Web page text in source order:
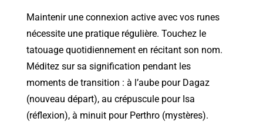
Maintenir une connexion active avec vos runes
nécessite une pratique régulière. Touchez le
tatouage quotidiennement en récitant son nom.
Méditez sur sa signification pendant les
moments de transition : à l’aube pour Dagaz
(nouveau départ), au crépuscule pour Isa
(réflexion), à minuit pour Perthro (mystères).